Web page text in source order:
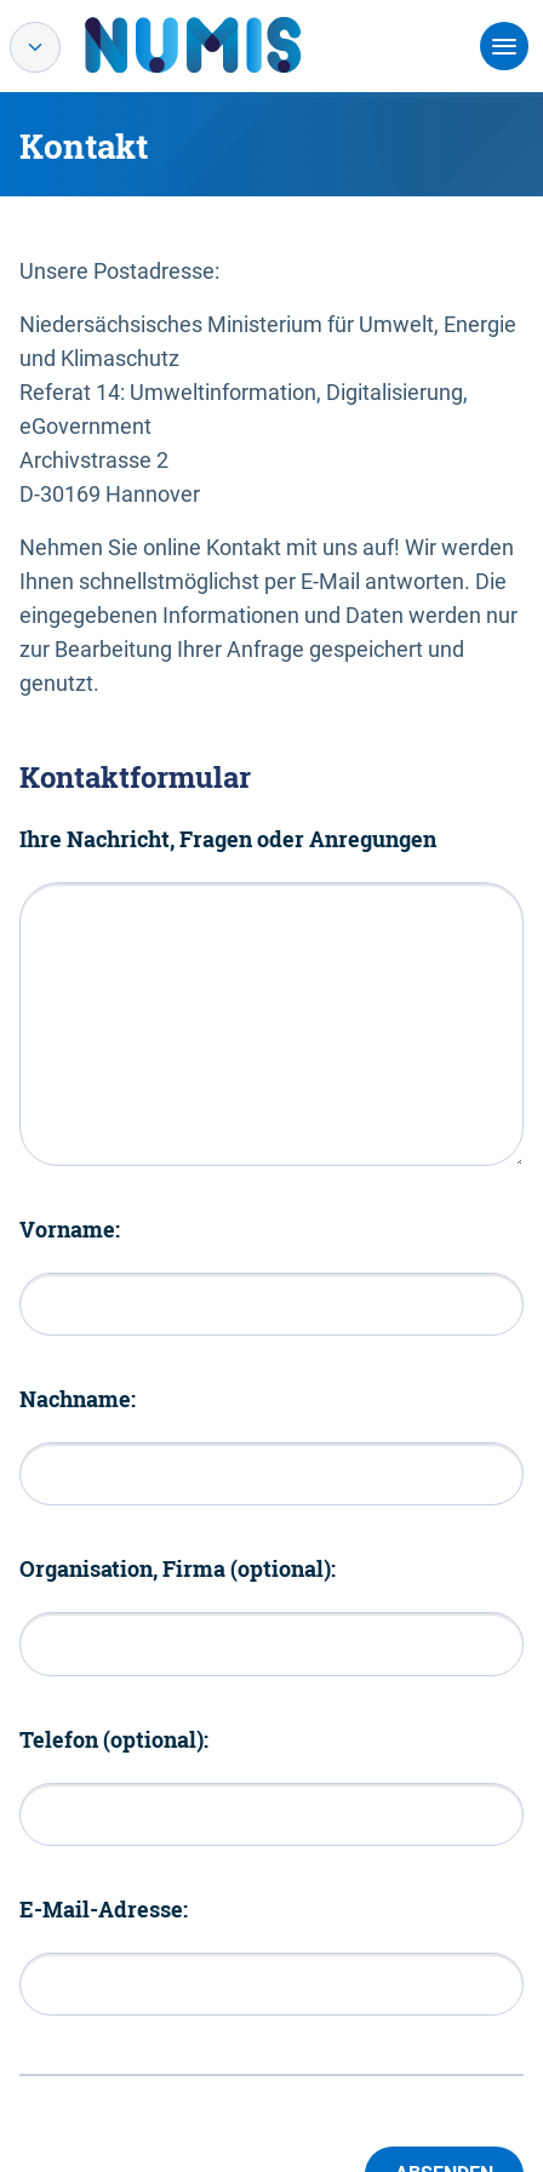
Kontakt
Unsere Postadresse:
Niedersächsisches Ministerium für Umwelt, Energie
und Klimaschutz
Referat 14: Umweltinformation, Digitalisierung,
eGovernment
Archivstrasse 2
D-30169 Hannover
Nehmen Sie online Kontakt mit uns auf! Wir werden
Ihnen schnellstmöglichst per E-Mail antworten. Die
eingegebenen Informationen und Daten werden nur
zur Bearbeitung Ihrer Anfrage gespeichert und
genutzt.
Kontaktformular
Ihre Nachricht, Fragen oder Anregungen
Vorname:
Nachname:
Organisation, Firma (optional):
Telefon (optional):
E-Mail-Adresse: